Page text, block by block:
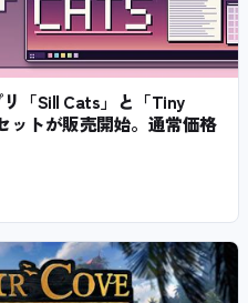
「Sill Cats」と「Tiny
ットが販売開始。通常価格